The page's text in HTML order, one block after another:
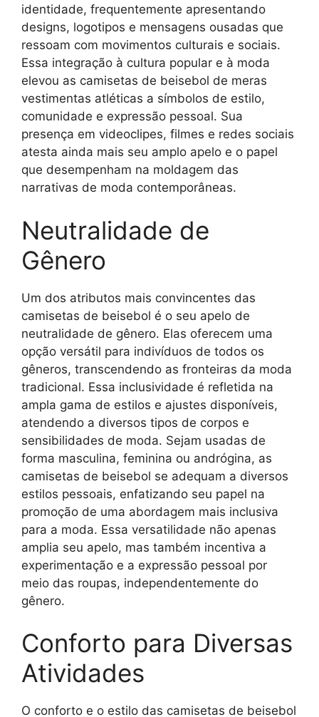
identidade, frequentemente apresentando
designs, logotipos e mensagens ousadas que
ressoam com movimentos culturais e sociais.
Essa integração à cultura popular e à moda
elevou as camisetas de beisebol de meras
vestimentas atléticas a símbolos de estilo,
comunidade e expressão pessoal. Sua
presença em videoclipes, filmes e redes sociais
atesta ainda mais seu amplo apelo e o papel
que desempenham na moldagem das
narrativas de moda contemporâneas.
Neutralidade de
Gênero
Um dos atributos mais convincentes das
camisetas de beisebol é o seu apelo de
neutralidade de gênero. Elas oferecem uma
opção versátil para indivíduos de todos os
gêneros, transcendendo as fronteiras da moda
tradicional. Essa inclusividade é refletida na
ampla gama de estilos e ajustes disponíveis,
atendendo a diversos tipos de corpos e
sensibilidades de moda. Sejam usadas de
forma masculina, feminina ou andrógina, as
camisetas de beisebol se adequam a diversos
estilos pessoais, enfatizando seu papel na
promoção de uma abordagem mais inclusiva
para a moda. Essa versatilidade não apenas
amplia seu apelo, mas também incentiva a
experimentação e a expressão pessoal por
meio das roupas, independentemente do
gênero.
Conforto para Diversas
Atividades
O conforto e o estilo das camisetas de beisebol